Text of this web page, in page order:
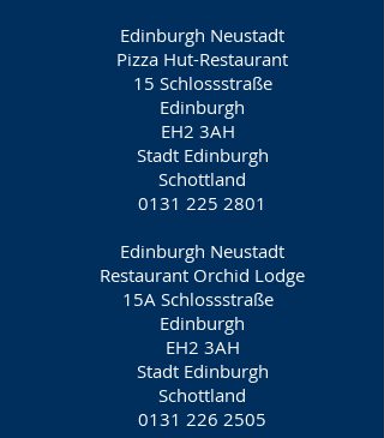
Edinburgh Neustadt
Pizza Hut-Restaurant
15 Schlossstraße
Edinburgh
EH2 3AH
Stadt Edinburgh
Schottland
0131 225 2801
Edinburgh Neustadt
Restaurant Orchid Lodge
15A Schlossstraße
Edinburgh
EH2 3AH
Stadt Edinburgh
Schottland
0131 226 2505